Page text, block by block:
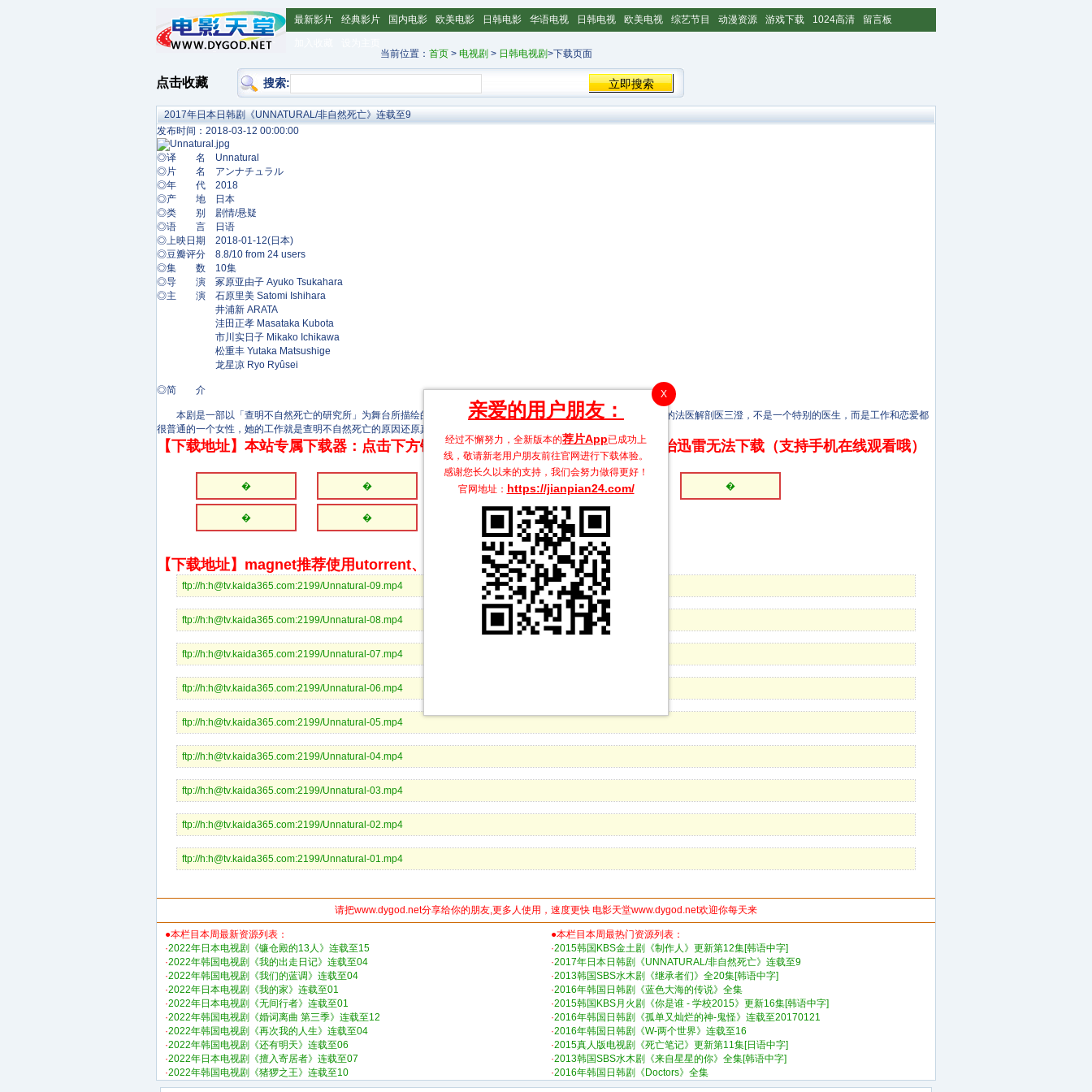
最新影片 经典影片 国内电影 欧美电影 日韩电影 华语电视 日韩电视 欧美电视 综艺节目 动漫资源 游戏下载 1024高清 留言板
当前位置： 首页 > 电视剧 > 日韩电视剧>下载页面
点击收藏 搜索:
X
亲爱的用户朋友：
经过不懈努力，全新版本的荐片App已成功上
线，敬请新老用户朋友前往官网进行下载体验。
感谢您长久以来的支持，我们会努力做得更好！
官网地址： https://jianpian24.com/
2017年日本日韩剧《UNNATURAL/非自然死亡》连载至9
发布时间：2018-03-12 00:00:00
◎译 名 Unnatural
◎片 名 アンナチュラル
◎年 代 2018
◎产 地 日本
◎类 别 剧情/悬疑
◎语 言 日语
◎上映日期 2018-01-12(日本)
◎豆瓣评分 8.8/10 from 24 users
◎集 数 10集
◎导 演 冢原亚由子 Ayuko Tsukahara
◎主 演 石原里美 Satomi Ishihara
井浦新 ARATA
洼田正孝 Masataka Kubota
市川实日子 Mikako Ichikawa
松重丰 Yutaka Matsushige
龙星凉 Ryo Ryûsei
◎简 介
本剧是一部以「查明不自然死亡的研究所」为舞台所描绘的原创医疗推理作品，石原饰演的是在研究所工作的33岁的法医解剖医三澄，不是一个特别的医生，而是工作和恋爱都
很普通的一个女性，她的工作就是查明不自然死亡的原因还原真相。
【下载地址】本站专属下载器：点击下方链接 即可享受高速下载和在线播放 专治迅雷无法下载（支持手机在线观看哦）
� � � � �
� � �
【下载地址】magnet推荐使用utorrent、BitComet等bt客户端下载
ftp://h:h@tv.kaida365.com:2199/Unnatural-09.mp4
ftp://h:h@tv.kaida365.com:2199/Unnatural-08.mp4
ftp://h:h@tv.kaida365.com:2199/Unnatural-07.mp4
ftp://h:h@tv.kaida365.com:2199/Unnatural-06.mp4
ftp://h:h@tv.kaida365.com:2199/Unnatural-05.mp4
ftp://h:h@tv.kaida365.com:2199/Unnatural-04.mp4
ftp://h:h@tv.kaida365.com:2199/Unnatural-03.mp4
ftp://h:h@tv.kaida365.com:2199/Unnatural-02.mp4
ftp://h:h@tv.kaida365.com:2199/Unnatural-01.mp4
请把www.dygod.net分享给你的朋友,更多人使用，速度更快 电影天堂www.dygod.net欢迎你每天来
●本栏目本周最新资源列表：
·2022年日本电视剧《镰仓殿的13人》连载至15
·2022年韩国电视剧《我的出走日记》连载至04
·2022年韩国电视剧《我们的蓝调》连载至04
·2022年日本电视剧《我的家》连载至01
·2022年日本电视剧《无间行者》连载至01
·2022年韩国电视剧《婚词离曲 第三季》连载至12
·2022年韩国电视剧《再次我的人生》连载至04
·2022年韩国电视剧《还有明天》连载至06
·2022年日本电视剧《擅入寄居者》连载至07
·2022年韩国电视剧《猪猡之王》连载至10
●本栏目本周最热门资源列表：
·2015韩国KBS金土剧《制作人》更新第12集[韩语中字]
·2017年日本日韩剧《UNNATURAL/非自然死亡》连载至9
·2013韩国SBS水木剧《继承者们》全20集[韩语中字]
·2016年韩国日韩剧《蓝色大海的传说》全集
·2015韩国KBS月火剧《你是谁 - 学校2015》更新16集[韩语中字]
·2016年韩国日韩剧《孤单又灿烂的神-鬼怪》连载至20170121
·2016年韩国日韩剧《W-两个世界》连载至16
·2015真人版电视剧《死亡笔记》更新第11集[日语中字]
·2013韩国SBS水木剧《来自星星的你》全集[韩语中字]
·2016年韩国日韩剧《Doctors》全集